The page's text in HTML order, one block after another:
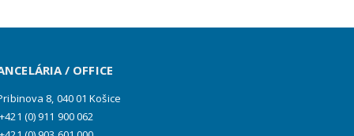
/ OFFICE
8, 040 01 Košice
+421 (0) 911 900 062